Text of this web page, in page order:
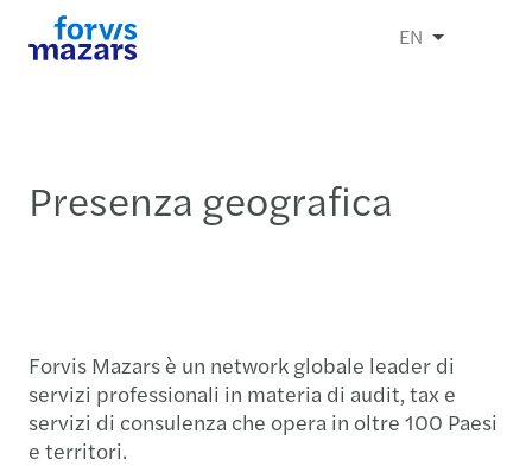
EN
Presenza geografica
Forvis Mazars è un network globale leader di
servizi professionali in materia di audit, tax e
servizi di consulenza che opera in oltre 100 Paesi
e territori.